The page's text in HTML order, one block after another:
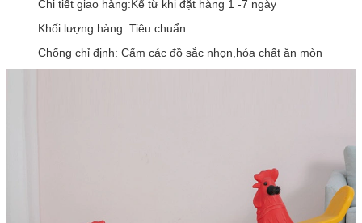
Chi tiết giao hàng:Kể từ khi đặt hàng 1 -7 ngày
Khối lượng hàng: Tiêu chuẩn
Chống chỉ định: Cấm các đồ sắc nhọn,hóa chất ăn mòn